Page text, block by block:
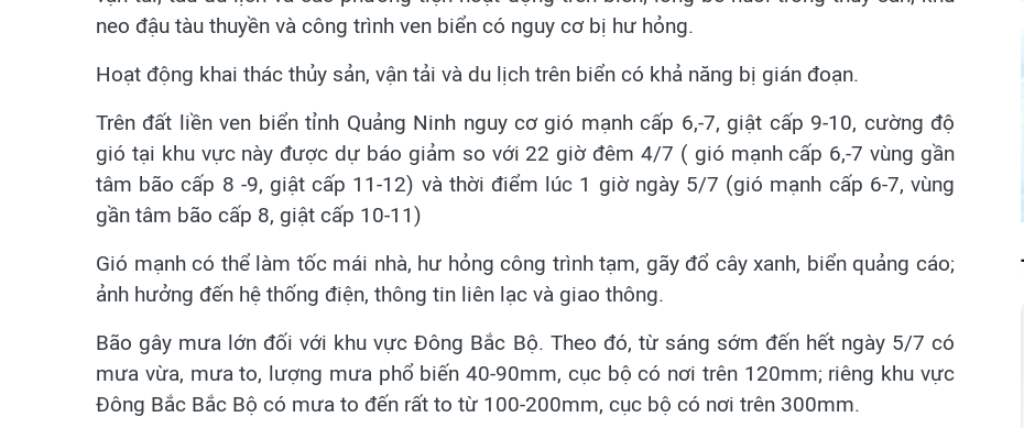
neo đậu tàu thuyền và công trình ven biển có nguy cơ bị hư hỏng.
Hoạt động khai thác thủy sản, vận tải và du lịch trên biển có khả năng bị gián đoạn.
Trên đất liền ven biển tỉnh Quảng Ninh nguy cơ gió mạnh cấp 6,-7, giật cấp 9-10, cường độ
gió tại khu vực này được dự báo giảm so với 22 giờ đêm 4/7 ( gió mạnh cấp 6,-7 vùng gần
tâm bão cấp 8 -9, giật cấp 11-12) và thời điểm lúc 1 giờ ngày 5/7 (gió mạnh cấp 6-7, vùng
gần tâm bão cấp 8, giật cấp 10-11)
Gió mạnh có thể làm tốc mái nhà, hư hỏng công trình tạm, gãy đổ cây xanh, biển quảng cáo;
ảnh hưởng đến hệ thống điện, thông tin liên lạc và giao thông.
Bão gây mưa lớn đối với khu vực Đông Bắc Bộ. Theo đó, từ sáng sớm đến hết ngày 5/7 có
mưa vừa, mưa to, lượng mưa phổ biến 40-90mm, cục bộ có nơi trên 120mm; riêng khu vực
Đông Bắc Bắc Bộ có mưa to đến rất to từ 100-200mm, cục bộ có nơi trên 300mm.